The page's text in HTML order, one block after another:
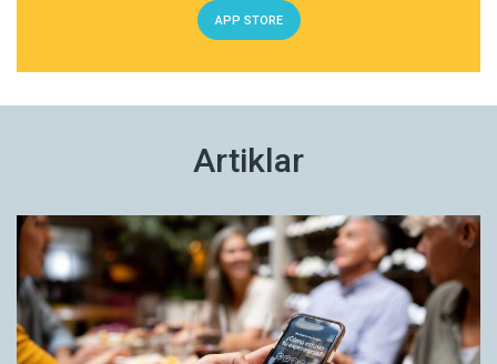
APP STORE
Artiklar